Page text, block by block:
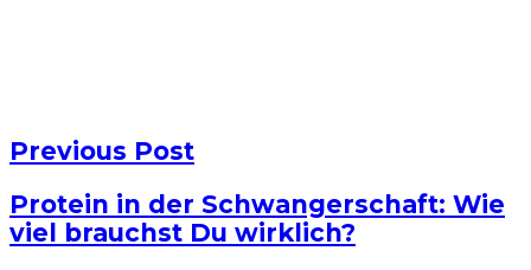
Previous Post
Protein in der Schwangerschaft: Wie
viel brauchst Du wirklich?